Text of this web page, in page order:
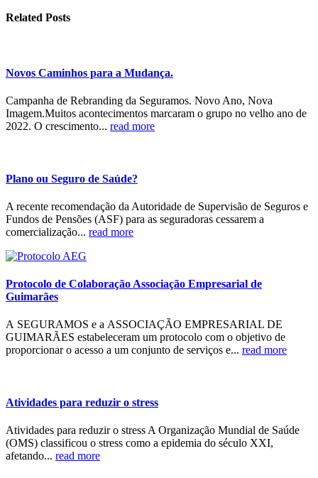
Related Posts
Novos Caminhos para a Mudança.
Campanha de Rebranding da Seguramos. Novo Ano, Nova
Imagem.Muitos acontecimentos marcaram o grupo no velho ano de
2022. O crescimento... read more
Plano ou Seguro de Saúde?
A recente recomendação da Autoridade de Supervisão de Seguros e
Fundos de Pensões (ASF) para as seguradoras cessarem a
comercialização... read more
Protocolo de Colaboração Associação Empresarial de
Guimarães
A SEGURAMOS e a ASSOCIAÇÃO EMPRESARIAL DE
GUIMARÃES estabeleceram um protocolo com o objetivo de
proporcionar o acesso a um conjunto de serviços e... read more
Atividades para reduzir o stress
Atividades para reduzir o stress A Organização Mundial de Saúde
(OMS) classificou o stress como a epidemia do século XXI,
afetando... read more